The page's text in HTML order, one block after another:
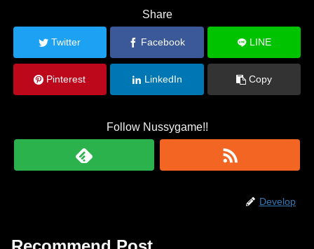
Share
Twitter Facebook LINE
Pinterest LinkedIn Copy
Follow Nussygame!!
Develop